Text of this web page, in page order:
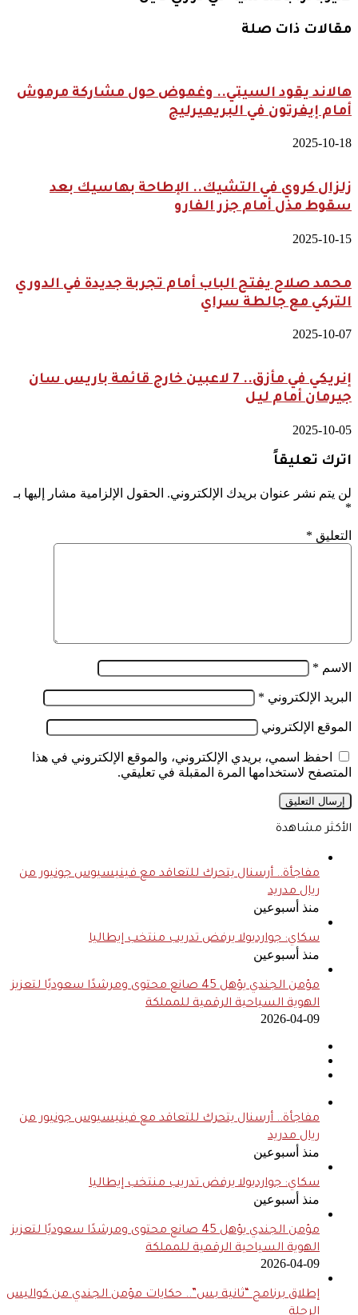
مقالات ذات صلة
هالاند يقود السيتي.. وغموض حول مشاركة مرموش
أمام إيفرتون في البريميرليج
2025-10-18
زلزال كروي في التشيك.. الإطاحة بهاسيك بعد
سقوط مذل أمام جزر الفارو
2025-10-15
محمد صلاح يفتح الباب أمام تجربة جديدة في الدوري
التركي مع جالطة سراي
2025-10-07
إنريكي في مأزق.. 7 لاعبين خارج قائمة باريس سان
جيرمان أمام ليل
2025-10-05
اترك تعليقاً
لن يتم نشر عنوان بريدك الإلكتروني. الحقول الإلزامية مشار إليها بـ
*
التعليق *
الاسم *
البريد الإلكتروني *
الموقع الإلكتروني
احفظ اسمي، بريدي الإلكتروني، والموقع الإلكتروني في هذا
المتصفح لاستخدامها المرة المقبلة في تعليقي.
الأكثر مشاهدة
مفاجأة.. أرسنال يتحرك للتعاقد مع فينيسيوس جونيور من
ريال مدريد
منذ أسبوعين
سكاي: جوارديولا يرفض تدريب منتخب إيطاليا
منذ أسبوعين
مؤمن الجندي يؤهل 45 صانع محتوى ومرشدًا سعوديًا لتعزيز
الهوية السياحية الرقمية للمملكة
2026-04-09
مفاجأة.. أرسنال يتحرك للتعاقد مع فينيسيوس جونيور من
ريال مدريد
منذ أسبوعين
سكاي: جوارديولا يرفض تدريب منتخب إيطاليا
منذ أسبوعين
مؤمن الجندي يؤهل 45 صانع محتوى ومرشدًا سعوديًا لتعزيز
الهوية السياحية الرقمية للمملكة
2026-04-09
إطلاق برنامج “ثانية بس”.. حكايات مؤمن الجندي من كواليس